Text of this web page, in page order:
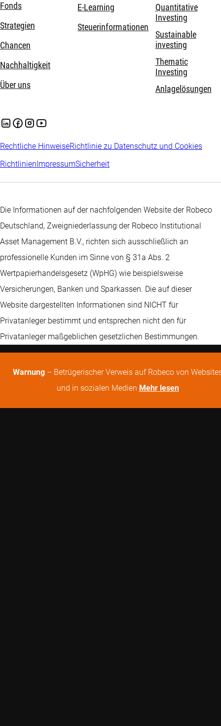
Fonds
Strategien
Chancen
Nachhaltigkeit
Über uns
E-Learning
Steuerinformationen
Quantitative
Investing
Sustainable
investing
Thematic
Investing
Anlagelösungen
Rechtliche HinweiseRichtlinie zu Datenschutz und Cookies
RichtlinienImpressumSicherheit
Die Informationen auf der nachfolgenden Website der Robeco
Deutschland, Zweigniederlassung der Robeco Institutional
Asset Management B.V., richten sich ausschließlich an
professionelle Kunden im Sinne von § 31a Abs. 2
Wertpapierhandelsgesetz (WpHG) wie beispielsweise
Versicherungen, Banken und Sparkassen. Die auf dieser
Website dargestellten Informationen sind NICHT für
Privatanleger bestimmt und entsprechen nicht den für
Privatanleger maßgeblichen gesetzlichen Bestimmungen.
Warnung – Betrügerischer Verweis auf Robeco von
und in sozialen Medien Mehr lesen